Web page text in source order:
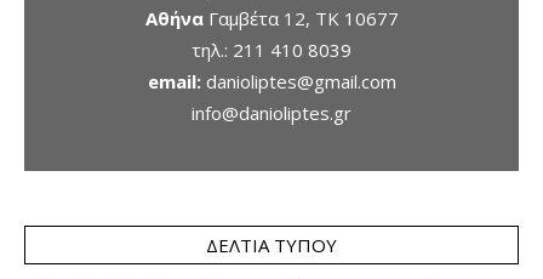
ΑθήναΓαμβέτα 12, ΤΚ 10677
τηλ.: 211 410 8039
email: danioliptes@gmail.com
info@danioliptes.gr
ΔΕΛΤΊΑ ΤΎΠΟΥ